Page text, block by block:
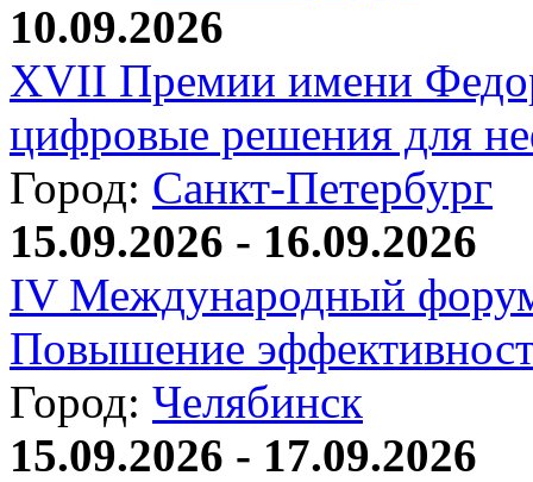
10.09.2026
XVII Премии имени
цифровые решения для
Город: Санкт-Петербург
15.09.2026 - 16.09.2026
IV Международный
Повышение
Город: Челябинск
15.09.2026 - 17.09.2026